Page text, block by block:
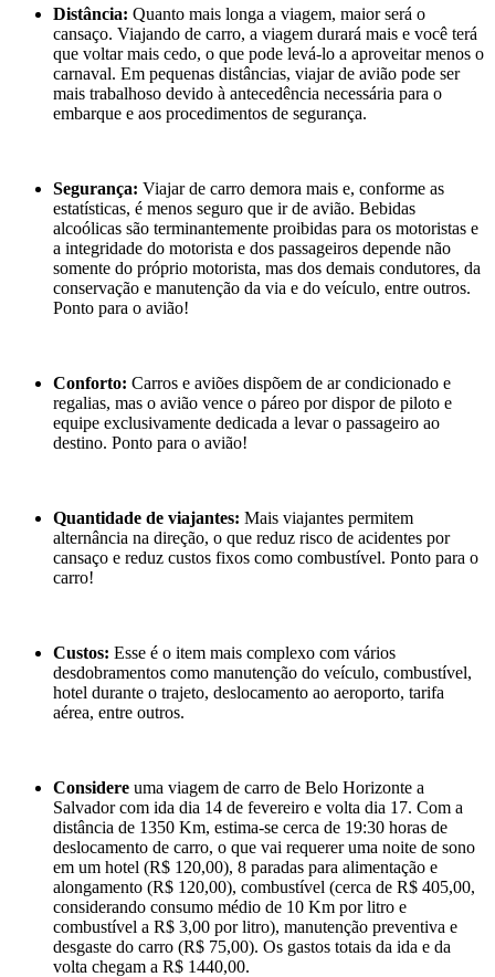
Distância: Quanto mais longa a viagem, maior será o
cansaço. Viajando de carro, a viagem durará mais e você terá
que voltar mais cedo, o que pode levá-lo a aproveitar menos o
carnaval. Em pequenas distâncias, viajar de avião pode ser
mais trabalhoso devido à antecedência necessária para o
embarque e aos procedimentos de segurança.
Segurança: Viajar de carro demora mais e, conforme as
estatísticas, é menos seguro que ir de avião. Bebidas
alcoólicas são terminantemente proibidas para os motoristas e
a integridade do motorista e dos passageiros depende não
somente do próprio motorista, mas dos demais condutores, da
conservação e manutenção da via e do veículo, entre outros.
Ponto para o avião!
Conforto: Carros e aviões dispõem de ar condicionado e
regalias, mas o avião vence o páreo por dispor de piloto e
equipe exclusivamente dedicada a levar o passageiro ao
destino. Ponto para o avião!
Quantidade de viajantes: Mais viajantes permitem
alternância na direção, o que reduz risco de acidentes por
cansaço e reduz custos fixos como combustível. Ponto para o
carro!
Custos: Esse é o item mais complexo com vários
desdobramentos como manutenção do veículo, combustível,
hotel durante o trajeto, deslocamento ao aeroporto, tarifa
aérea, entre outros.
Considere uma viagem de carro de Belo Horizonte a
Salvador com ida dia 14 de fevereiro e volta dia 17. Com a
distância de 1350 Km, estima-se cerca de 19:30 horas de
deslocamento de carro, o que vai requerer uma noite de sono
em um hotel (R$ 120,00), 8 paradas para alimentação e
alongamento (R$ 120,00), combustível (cerca de R$ 405,00,
considerando consumo médio de 10 Km por litro e
combustível a R$ 3,00 por litro), manutenção preventiva e
desgaste do carro (R$ 75,00). Os gastos totais da ida e da
volta chegam a R$ 1440,00.